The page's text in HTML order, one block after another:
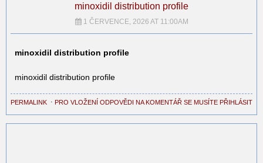
minoxidil distribution profile
1 ČERVENCE, 2026 AT 11:00AM
minoxidil distribution profile
minoxidil distribution profile
PERMALINK ⋅ PRO VLOŽENÍ ODPOVĚDI NA KOMENTÁŘ SE MUSÍTE PŘIHLÁSIT